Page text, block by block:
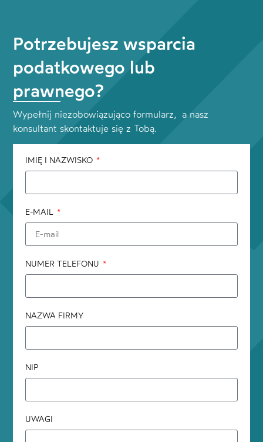
Potrzebujesz wsparcia
podatkowego lub
prawnego?
Wypełnij niezobowiązująco formularz, a nasz
konsultant skontaktuje się z Tobą.
IMIĘ I NAZWISKO
E-MAIL
NUMER TELEFONU
NAZWA FIRMY
NIP
UWAGI